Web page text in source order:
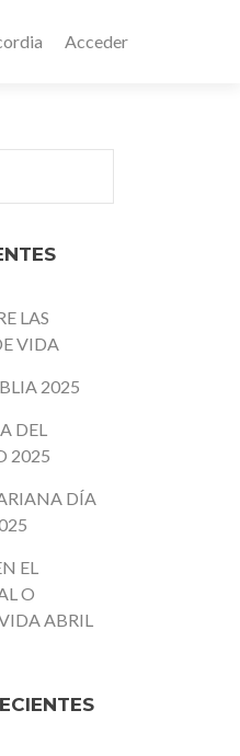
Acceder
LAS
VIDA
2025
DEL
2025
DÍA
EL
O
ABRIL